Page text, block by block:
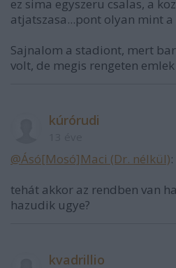
ez sima egyszeru csalas, a
atjatszasa...pont olyan mint
Sajnalom a stadiont, mert
volt, de megis rengeten
kúrórudi
@Ásó[Mosó]Maci (Dr. nélkül):
tehát akkor az rendben van
hazudik ugye?
kvadrillio